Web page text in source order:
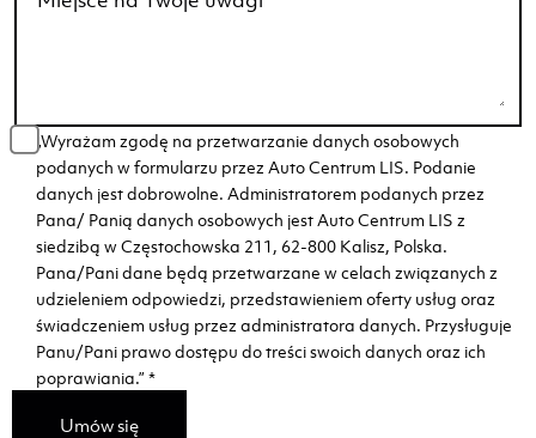
„Wyrażam zgodę na przetwarzanie danych osobowych
podanych w formularzu przez Auto Centrum LIS. Podanie
danych jest dobrowolne. Administratorem podanych przez
Pana/ Panią danych osobowych jest Auto Centrum LIS z
siedzibą w Częstochowska 211, 62-800 Kalisz, Polska.
Pana/Pani dane będą przetwarzane w celach związanych z
udzieleniem odpowiedzi, przedstawieniem oferty usług oraz
świadczeniem usług przez administratora danych. Przysługuje
Panu/Pani prawo dostępu do treści swoich danych oraz ich
poprawiania.” *
Umów się